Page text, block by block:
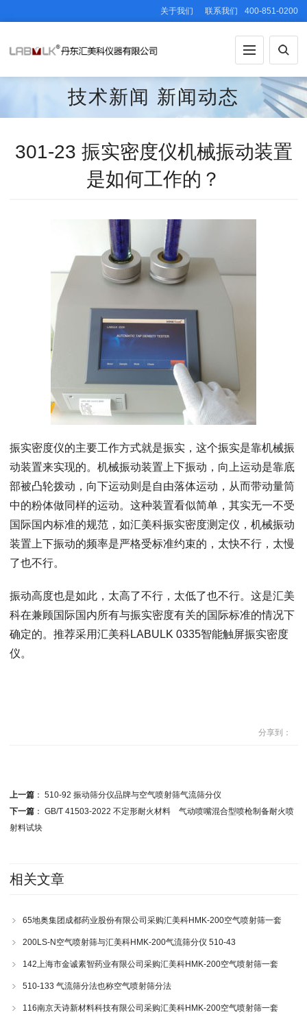
关于我们 联系我们 400-851-0200
技术新闻 新闻动态
301-23 振实密度仪机械振动装置
是如何工作的？
振实密度仪的主要工作方式就是振实，这个振实是靠机械振
动装置来实现的。机械振动装置上下振动，向上运动是靠底
部被凸轮拨动，向下运动则是自由落体运动，从而带动量筒
中的粉体做同样的运动。这种装置看似简单，其实无一不受
国际国内标准的规范，如汇美科振实密度测定仪，机械振动
装置上下振动的频率是严格受标准约束的，太快不行，太慢
了也不行。
振动高度也是如此，太高了不行，太低了也不行。这是汇美
科在兼顾国际国内所有与振实密度有关的国际标准的情况下
确定的。推荐采用汇美科LABULK 0335智能触屏振实密度
仪。
分享到：
上一篇： 510-92 振动筛分仪品牌与空气喷射筛气流筛分仪
下一篇： GB/T 41503-2022 不定形耐火材料 气动喷嘴混合型喷枪制备耐火喷
射料试块
相关文章
65地奥集团成都药业股份有限公司采购汇美科HMK-200空气喷射筛一套
200LS-N空气喷射筛与汇美科HMK-200气流筛分仪 510-43
142上海市金诚素智药业有限公司采购汇美科HMK-200空气喷射筛一套
510-133 气流筛分法也称空气喷射筛分法
116南京天诗新材料科技有限公司采购汇美科HMK-200空气喷射筛一套